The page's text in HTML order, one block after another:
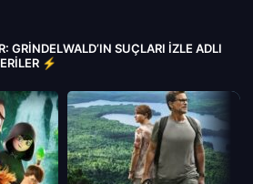
GRINDELWALD’IN SUÇLARI IZLE ADLI
⚡